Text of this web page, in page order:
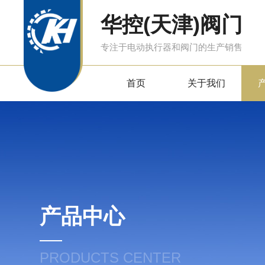
华控(天津)阀门
专注于电动执行器和阀门的生产销售
首页 关于我们
产品中心
PRODUCTS CENTER